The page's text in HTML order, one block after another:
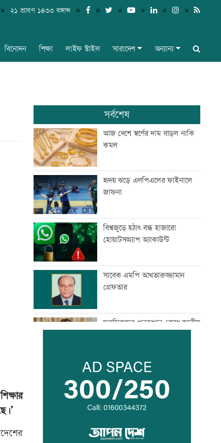
২১ শ্রাবণ ১৪৩৩ বঙ্গাব্দ
বিনোদন শিক্ষা লাইফ স্টাইল সারাদেশ অন্যান্য
সর্বশেষ
আজ দেশে স্বর্ণের দাম বাড়ল নাকি
কমল
হৃদয় ঝড়ে এলপিএলের ফাইনালে
জাফনা
বিশ্বজুড়ে হঠাৎ বন্ধ হাজারো
হোয়াটসঅ্যাপ অ্যাকাউন্ট
সাবেক এমপি আখতারুজ্জামান
গ্রেফতার
ফ্যাসিবাদের পুনরুত্থান রোধে জাতীয়
মাগুরায় সাকিব আল হাসানের
বাড়িতে হামলা
রাজপথ